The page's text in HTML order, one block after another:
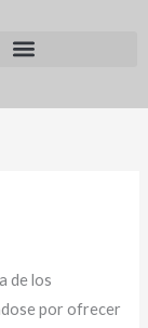
de los
por ofrecer